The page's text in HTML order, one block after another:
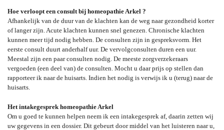
Hoe verloopt een consult bij homeopathie Arkel ?
Afhankelijk van de duur van de klachten kan de weg naar gezondheid korter
of langer zijn. Acute klachten kunnen snel genezen. Chronische klachten
kunnen meer tijd nodig hebben. De consulten zijn in gespreksvorm. Het
eerste consult duurt anderhalf uur. De vervolgconsulten duren een uur.
Meestal zijn een paar consulten nodig. De meeste zorgverzekeraars
vergoeden (een deel van) de consulten. Mocht u daar prijs op stellen dan
rapporteer ik naar de huisarts. Indien het nodig is verwijs ik u (terug) naar de
huisarts.
Het intakegesprek homeopathie Arkel
Om u goed te kunnen helpen neem ik een intakegesprek af, daarin zetten wij
uw gegevens in een dossier. Dit gebeurt door middel van het luisteren naar u,